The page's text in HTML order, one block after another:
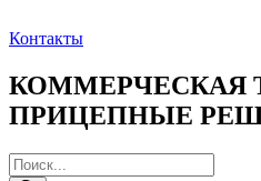
к
Контакты
КОММЕРЧЕСКАЯ
ПРИЦЕПНЫЕ
Поиск